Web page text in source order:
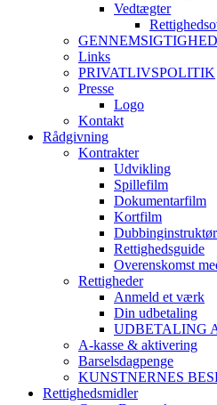
Vedtægter
Links
PRIVATLIVSPOLITIK
Presse
Logo
Kontakt
Rådgivning
Kontrakter
Udvikling
Spillefilm
Dokumentarfilm
Kortfilm
Rettighedsguide
Overenskomst
Rettigheder
Anmeld et værk
Din udbetaling
UDBETALING
A-kasse & aktivering
Barselsdagpenge
KUNSTNERNES
Rettighedsmidler